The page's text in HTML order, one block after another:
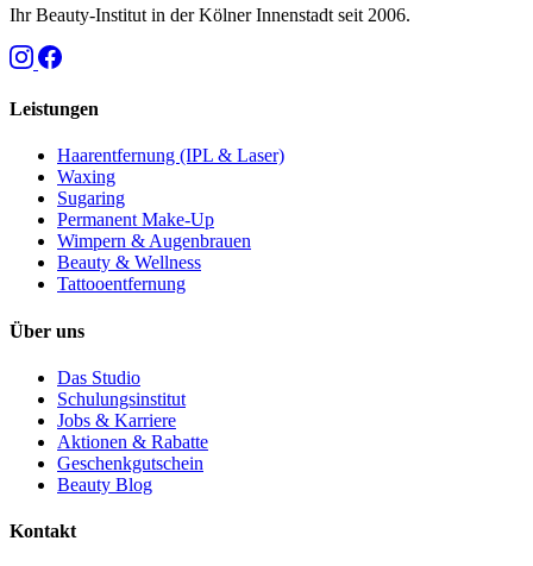
Ihr Beauty-Institut in der Kölner Innenstadt seit 2006.
Leistungen
Haarentfernung (IPL & Laser)
Waxing
Sugaring
Permanent Make-Up
Wimpern & Augenbrauen
Beauty & Wellness
Tattooentfernung
Über uns
Das Studio
Schulungsinstitut
Jobs & Karriere
Aktionen & Rabatte
Geschenkgutschein
Beauty Blog
Kontakt